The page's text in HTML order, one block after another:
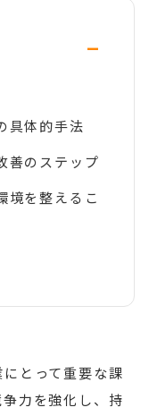
-
具体的手法
善のステップ
境を整えるこ
とって重要な課
力を強化し、持